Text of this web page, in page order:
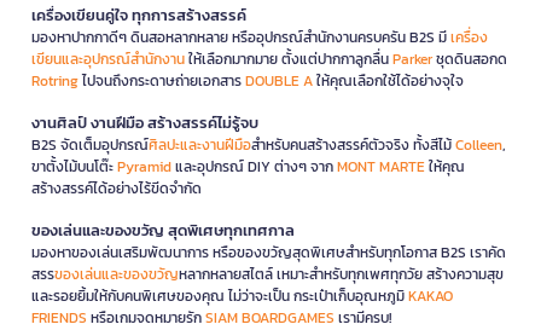
เครื่องเขียนคู่ใจ ทุกการสร้างสรรค์
มองหาปากกาดีๆ ดินสอหลากหลาย หรืออุปกรณ์สำนักงานครบครัน B2S มีเครื่อง
เขียนและอุปกรณ์สำนักงานให้เลือกมากมาย ตั้งแต่ปากกาลูกลื่นParkerชุดดินสอกด
Rotringไปจนถึงกระดาษถ่ายเอกสารDOUBLE Aให้คุณเลือกใช้ได้อย่างจุใจ
งานศิลป์ งานฝีมือ สร้างสรรค์ไม่รู้จบ
B2S จัดเต็มอุปกรณ์ศิลปะและงานฝีมือสำหรับคนสร้างสรรค์ตัวจริง ทั้งสีไม้Colleen,
ขาตั้งไม้บนโต๊ะPyramidและอุปกรณ์ DIY ต่างๆ จากMONT MARTEให้คุณ
สร้างสรรค์ได้อย่างไร้ขีดจำกัด
ของเล่นและของขวัญ สุดพิเศษทุกเทศกาล
มองหาของเล่นเสริมพัฒนาการ หรือของขวัญสุดพิเศษสำหรับทุกโอกาส B2S เราคัด
สรรของเล่นและของขวัญหลากหลายสไตล์ เหมาะสำหรับทุกเพศทุกวัย สร้างความสุข
และรอยยิ้มให้กับคนพิเศษของคุณ ไม่ว่าจะเป็น กระเป๋าเก็บอุณหภูมิKAKAO
FRIENDS หรือเกมจดหมายรักSIAM BOARDGAMES เรามีครบ!